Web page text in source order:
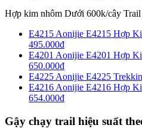
Hợp kim nhôm Dưới 600k/cây
E4215 Aonijie E4215 Hợp
495.000đ
E4201 Aonijie E4201 Hợp
650.000đ
E4225 Aonijie E4225
E4216 Aonijie E4216 Hợp
654.000đ
Gậy chạy trail hiệu suất